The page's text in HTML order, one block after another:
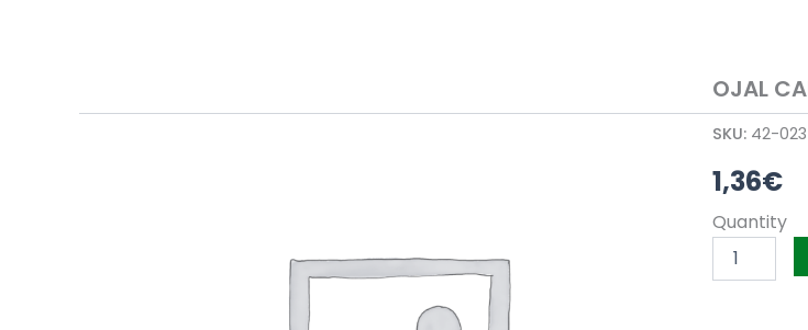
OJAL
SKU: 42-023
1,36€
Quantity
OJAL
CABEZAL
MINI
T-